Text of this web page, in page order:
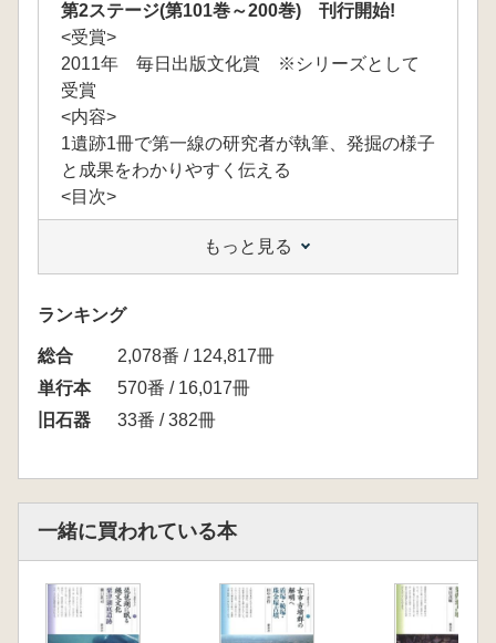
第2ステージ(第101巻～200巻) 刊行開始!
<受賞>
2011年 毎日出版文化賞 ※シリーズとして
受賞
<内容>
1遺跡1冊で第一線の研究者が執筆、発掘の様子
と成果をわかりやすく伝える
<目次>
もっと見る
ランキング
総合
2,078番 / 124,817冊
単行本
570番 / 16,017冊
旧石器
33番 / 382冊
一緒に買われている本